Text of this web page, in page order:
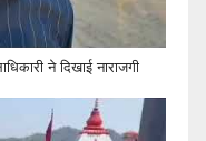
ने दिखाई नाराजगी